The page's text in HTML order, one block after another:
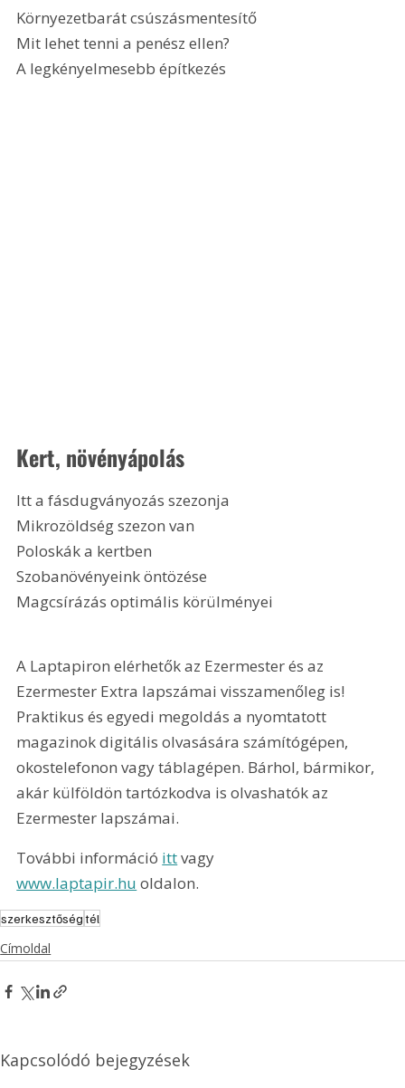
Környezetbarát csúszásmentesítő
Mit lehet tenni a penész ellen?
A legkényelmesebb építkezés
Kert, növényápolás
Itt a fásdugványozás szezonja
Mikrozöldség szezon van
Poloskák a kertben
Szobanövényeink öntözése
Magcsírázás optimális körülményei
A Laptapiron elérhetők az Ezermester és az
Ezermester Extra lapszámai visszamenőleg is!
Praktikus és egyedi megoldás a nyomtatott
magazinok digitális olvasására számítógépen,
okostelefonon vagy táblagépen. Bárhol, bármikor,
akár külföldön tartózkodva is olvashatók az
Ezermester lapszámai.
További információ itt vagy
www.laptapir.hu oldalon.
szerkesztőségtél
Címoldal
Kapcsolódó bejegyzések